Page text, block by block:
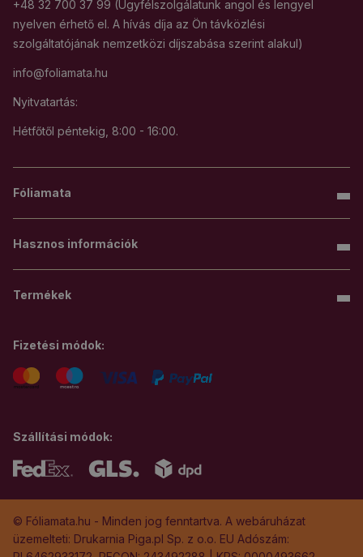
+48 32 700 37 99 (Ügyfélszolgálatunk angol és lengyel
nyelven érhető el. A hívás díja az Ön távközlési
szolgáltatójának nemzetközi díjszabása szerint alakul)
info@foliamata.hu
Nyitvatartás:
Hétfőtől péntekig, 8:00 - 16:00.
Fóliamata
Hasznos információk
Termékek
Szállítási módok:
Fizetési módok:
© Fóliamata.hu - Minden jog fenntartva. A webáruházat
üzemelteti: Drukarnia Piga.pl Sp. z o.o. EU Adószám: